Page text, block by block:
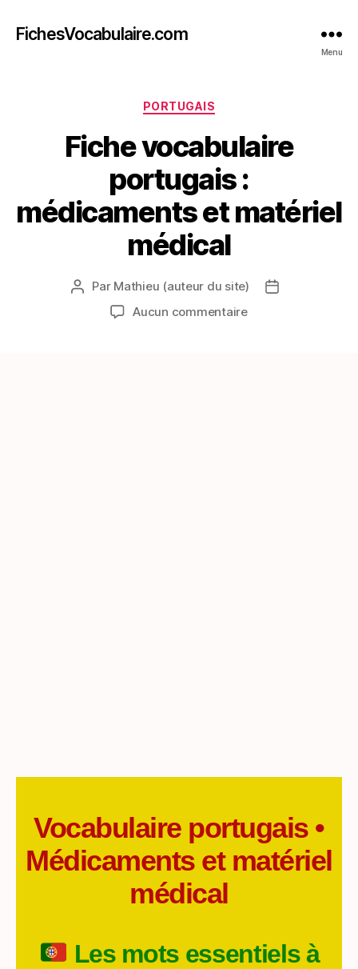
FichesVocabulaire.com
Menu
Catégories
PORTUGAIS
Fiche vocabulaire
portugais :
médicaments et matériel
médical
Auteur
l’article
Par Mathieu (auteur du site)
Date
Aucun commentairesur
Vocabulaire portugais •
Médicaments et matériel
médical
Les mots essentiels à